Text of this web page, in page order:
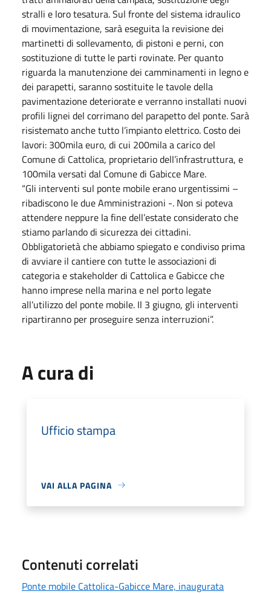
stralli e loro tesatura. Sul fronte del sistema idraulico
di movimentazione, sarà eseguita la revisione dei
martinetti di sollevamento, di pistoni e perni, con
sostituzione di tutte le parti rovinate. Per quanto
riguarda la manutenzione dei camminamenti in legno e
dei parapetti, saranno sostituite le tavole della
pavimentazione deteriorate e verranno installati nuovi
profili lignei del corrimano del parapetto del ponte. Sarà
risistemato anche tutto l’impianto elettrico. Costo dei
lavori: 300mila euro, di cui 200mila a carico del
Comune di Cattolica, proprietario dell’infrastruttura, e
100mila versati dal Comune di Gabicce Mare.
“Gli interventi sul ponte mobile erano urgentissimi –
ribadiscono le due Amministrazioni -. Non si poteva
attendere neppure la fine dell’estate considerato che
stiamo parlando di sicurezza dei cittadini.
Obbligatorietà che abbiamo spiegato e condiviso prima
di avviare il cantiere con tutte le associazioni di
categoria e stakeholder di Cattolica e Gabicce che
hanno imprese nella marina e nel porto legate
all’utilizzo del ponte mobile. Il 3 giugno, gli interventi
ripartiranno per proseguire senza interruzioni”.
A cura di
Ufficio stampa
VAI ALLA PAGINA
Contenuti correlati
Ponte mobile Cattolica-Gabicce Mare, inaugurata